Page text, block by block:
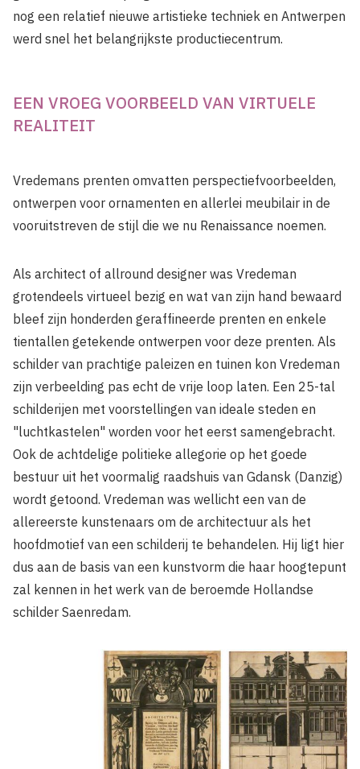
nog een relatief nieuwe artistieke techniek en Antwerpen
werd snel het belangrijkste productiecentrum.
EEN VROEG VOORBEELD VAN VIRTUELE
REALITEIT
Vredemans prenten omvatten perspectiefvoorbeelden,
ontwerpen voor ornamenten en allerlei meubilair in de
vooruitstreven de stijl die we nu Renaissance noemen.
Als architect of allround designer was Vredeman
grotendeels virtueel bezig en wat van zijn hand bewaard
bleef zijn honderden geraffineerde prenten en enkele
tientallen getekende ontwerpen voor deze prenten. Als
schilder van prachtige paleizen en tuinen kon Vredeman
zijn verbeelding pas echt de vrije loop laten. Een 25-tal
schilderijen met voorstellingen van ideale steden en
"luchtkastelen" worden voor het eerst samengebracht.
Ook de achtdelige politieke allegorie op het goede
bestuur uit het voormalig raadshuis van Gdansk (Danzig)
wordt getoond. Vredeman was wellicht een van de
allereerste kunstenaars om de architectuur als het
hoofdmotief van een schilderij te behandelen. Hij ligt hier
dus aan de basis van een kunstvorm die haar hoogtepunt
zal kennen in het werk van de beroemde Hollandse
schilder Saenredam.